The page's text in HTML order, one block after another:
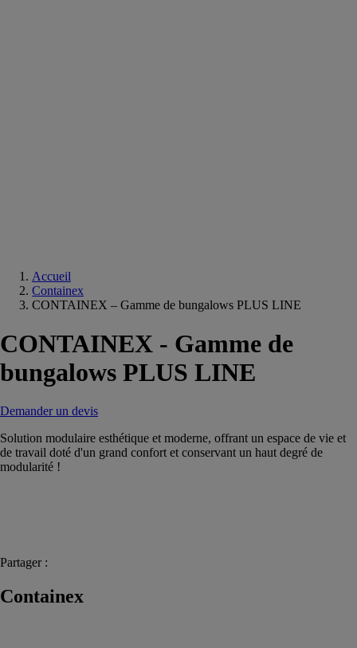
Accueil
Containex
CONTAINEX – Gamme de bungalows PLUS LINE
CONTAINEX - Gamme de
bungalows PLUS LINE
Demander un devis
Solution modulaire esthétique et moderne, offrant un espace de vie et
de travail doté d'un grand confort et conservant un haut degré de
modularité !
Partager :
Containex